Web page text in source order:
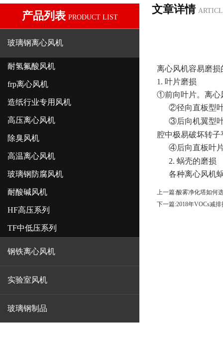
产品列表 PRODUCT LIST
玻璃钢离心风机
耐氢氟酸风机
frp离心风机
造纸行业专用风机
高压离心风机
除臭风机
高温离心风机
玻璃钢防腐风机
耐酸碱风机
HF高压系列
TF中低压系列
钢铁离心风机
实验室风机
玻璃钢制品
文章详情
离心风机容易磨
1. 叶片磨损
①前向叶片。离心
②径向直板型
③后向机翼型
腔中极易破坏转子
④后向直板叶
2. 蜗壳的磨损
各种离心风机
上一篇:酸雾净化塔如何
下一篇:2018年VOCs减